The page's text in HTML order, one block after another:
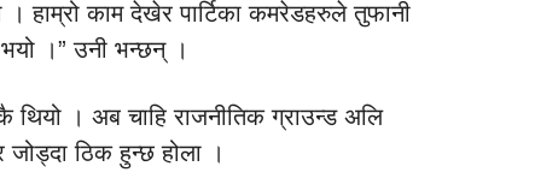
। हाम्रो काम देखेर पार्टिका कमरेडहरुले तुफानी
।” उनी भन्छन् ।
थियो । अब चाहि राजनीतिक ग्राउन्ड अलि
ठिक हुन्छ होला ।